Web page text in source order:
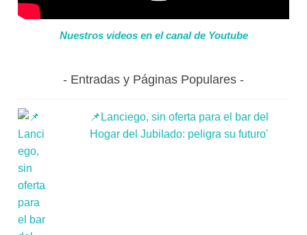
Nuestros videos en el canal de Youtube
Entradas y Páginas Populares
📌Lanciego, sin oferta para el bar del
Hogar del Jubilado: peligra su futuro'